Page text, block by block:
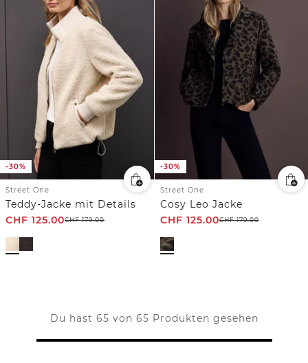
-30%
Street One
Teddy-Jacke mit Details
CHF 125.00CHF179.00
-30%
Street One
Cosy Leo Jacke
CHF 125.00CHF179.00
Du hast 65 von 65 Produkten gesehen